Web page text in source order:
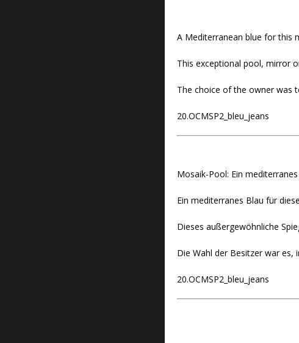
A Mediterranean blue for this
This exceptional pool, mirror
The choice of the owner was
20.OCMSP2_bleu_jeans
Mosaik-Pool: Ein
Ein mediterranes Blau für
Dieses außergewöhnliche
Die Wahl der Besitzer war es,
20.OCMSP2_bleu_jeans